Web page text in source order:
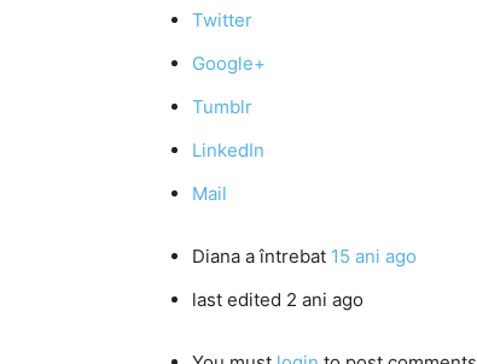
Twitter
Google+
Tumblr
LinkedIn
Mail
Diana a întrebat 15 ani ago
last edited 2 ani ago